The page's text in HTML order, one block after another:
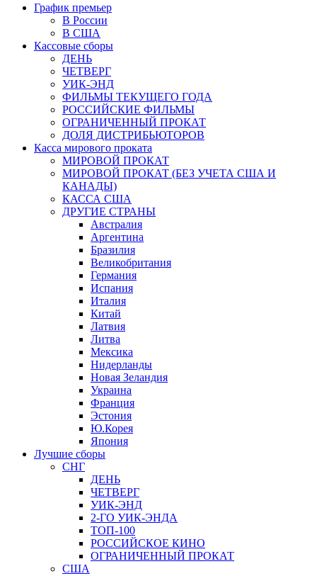
График премьер
В России
В США
Кассовые сборы
ДЕНЬ
ЧЕТВЕРГ
УИК-ЭНД
ФИЛЬМЫ ТЕКУЩЕГО ГОДА
РОССИЙСКИЕ ФИЛЬМЫ
ОГРАНИЧЕННЫЙ ПРОКАТ
ДОЛЯ ДИСТРИБЬЮТОРОВ
Касса мирового проката
МИРОВОЙ ПРОКАТ
МИРОВОЙ ПРОКАТ (БЕЗ УЧЕТА США И
КАНАДЫ)
КАССА США
ДРУГИЕ СТРАНЫ
Австралия
Аргентина
Бразилия
Великобритания
Германия
Испания
Италия
Китай
Латвия
Литва
Мексика
Нидерланды
Новая Зеландия
Украина
Франция
Эстония
Ю.Корея
Япония
Лучшие сборы
СНГ
ДЕНЬ
ЧЕТВЕРГ
УИК-ЭНД
2-ГО УИК-ЭНДА
ТОП-100
РОССИЙСКОЕ КИНО
ОГРАНИЧЕННЫЙ ПРОКАТ
США